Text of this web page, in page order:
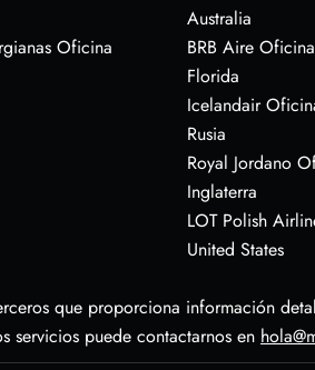
Oficina
Australia
BRB Aire
Florida
Icelandair
Rusia
Royal Jordano
Inglaterra
LOT Polish
United States
que proporciona información
servicios puede contactarnos en